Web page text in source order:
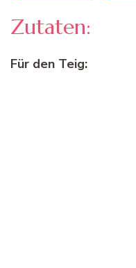
Zutaten:
Für den Teig: